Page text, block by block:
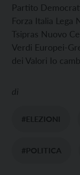
Partito
Forza Italia Lega
Tsipras Nuovo
Verdi Europei-
dei Valori Io
di
#ELEZIONI
#POLITICA